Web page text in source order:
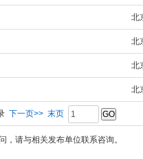
北
北
北
北
下一页>> 末页
请与相关发布单位联系咨询。